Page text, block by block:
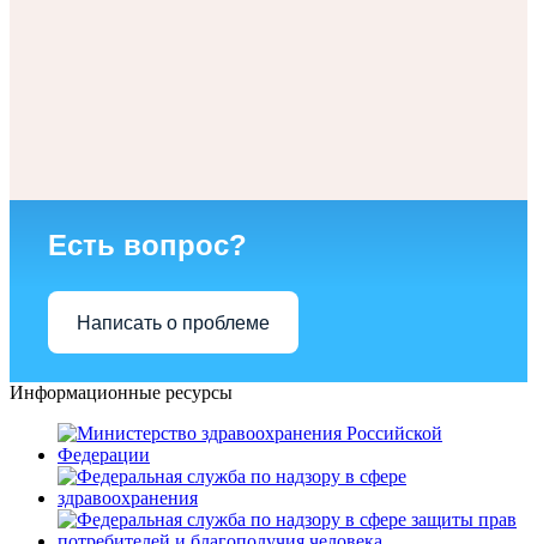
Есть вопрос?
Написать о проблеме
Информационные ресурсы